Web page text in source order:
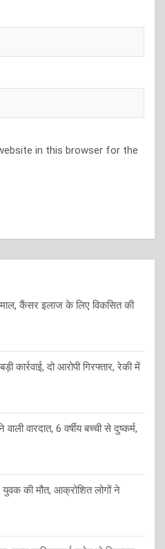
in this browser for the
कमाल, कैंसर इलाज के लिए विकसित की
कार्रवाई, दो आरोपी गिरफ्तार, रेकी में
वारदात, 6 वर्षीय बच्ची से दुष्कर्म,
की मौत, आक्रोशित लोगों ने